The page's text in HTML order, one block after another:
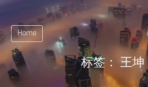
Home
标签：王坤